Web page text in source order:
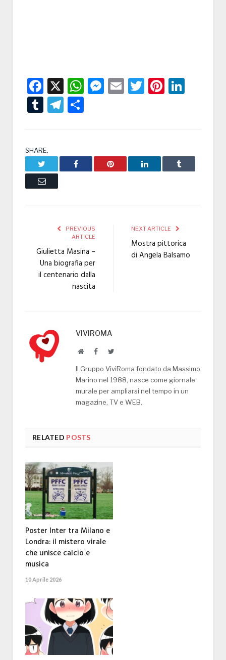
Facebook
X WhatsApp
Messenger
EmailTwitter
TumblrTelegram
SHARE.
Facebook Pinterest LinkedIn Tumblr
Email
PREVIOUS
ARTICLE
Giulietta Masina –
Una biografia per
il centenario dalla
nascita
NEXT ARTICLE
Mostra pittorica
di Angela Balsamo
VIVIROMA
WebsiteFacebookTwitter
Il Gruppo ViviRoma fondato da Massimo
Marino nel 1988, nasce come giornale
murale per ampliarsi nel tempo in un
magazine, TV e WEB.
RELATED POSTS
Poster Inter tra Milano e
Londra: il mistero virale
che unisce calcio e
musica
10 Aprile 2026